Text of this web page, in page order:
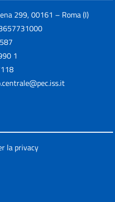
299, 00161 – Roma (I)
1
la privacy